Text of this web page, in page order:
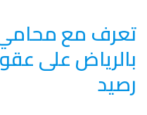
تعرف مع
بالرياض على
رصيد